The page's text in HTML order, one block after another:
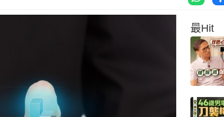
最Hit